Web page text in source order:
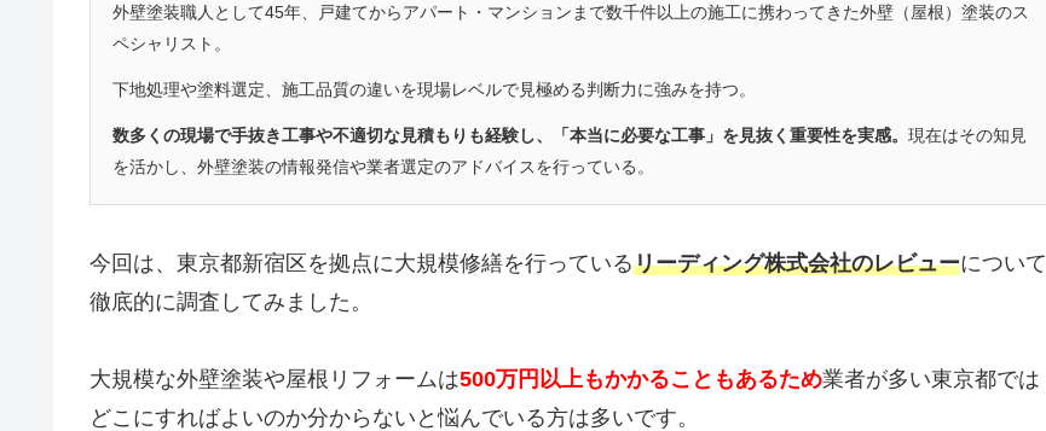
外壁塗装職人として45年、戸建てからアパート・マンションまで数千件以上の施工に携わってきた外壁（屋根）塗装のス
ペシャリスト。
下地処理や塗料選定、施工品質の違いを現場レベルで見極める判断力に強みを持つ。
数多くの現場で手抜き工事や不適切な見積もりも経験し、「本当に必要な工事」を見抜く重要性を実感。 現在はその知見
を活かし、外壁塗装の情報発信や業者選定のアドバイスを行っている。
今回は、東京都新宿区を拠点に大規模修繕を行っているリーディング株式会社のレビューについて
徹底的に調査してみました。
大規模な外壁塗装や屋根リフォームは500万円以上もかかることもあるため業者が多い東京都では
どこにすればよいのか分からないと悩んでいる方は多いです。